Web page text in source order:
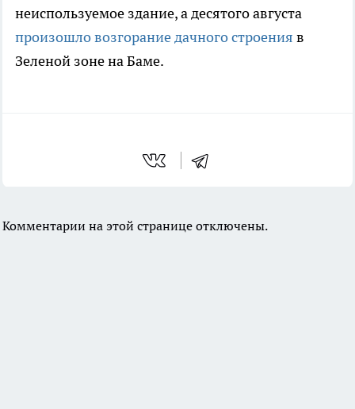
неиспользуемое здание, а десятого августа
произошло возгорание дачного строения в
Зеленой зоне на Баме.
Комментарии на этой странице отключены.